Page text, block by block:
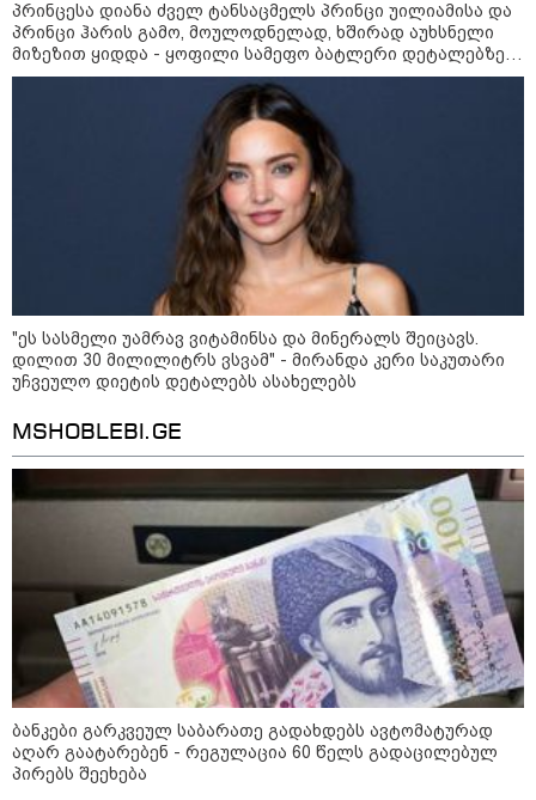
"დასავლეთმა საქართველო
ჩვენ წინააღმდეგ
გეოპოლიტიკური ბრძოლის
უგუნურ იარაღად გამოიყენა" -
დიმიტრი მედვედევი
23:40 / 07-08-2026
იტალიამ ყველა ქალაქში
განგაშის წითელი დონე
გამოაცხადა
კატეგორიის ყველა სიახლე
ვახტანგ კაპანაძე - დიახ, ომი
დაიწყო რუსეთმა და წერტილი!
აშშ-მა საქართველოში
დაფუძნებული კრიპტოკომპანია
პრინცესა დიანა ძველ ტანსაცმელს პრინცი უილიამისა და
პრინცი ჰარის გამო, მოულოდნელად, ხშირად აუხსნელი
მიზეზით ყიდდა - ყოფილი სამეფო ბატლერი დეტალებზე
საკუთარ წიგნში საუბრობს
"ეს სასმელი უამრავ ვიტამინსა და მინერალს შეიცავს.
დილით 30 მილილიტრს ვსვამ" - მირანდა კერი საკუთარი
უჩვეულო დიეტის დეტალებს ასახელებს
MSHOBLEBI.GE
ბანკები გარკვეულ საბარათე გადახდებს ავტომატურად
აღარ გაატარებენ - რეგულაცია 60 წელს გადაცილებულ
პირებს შეეხება